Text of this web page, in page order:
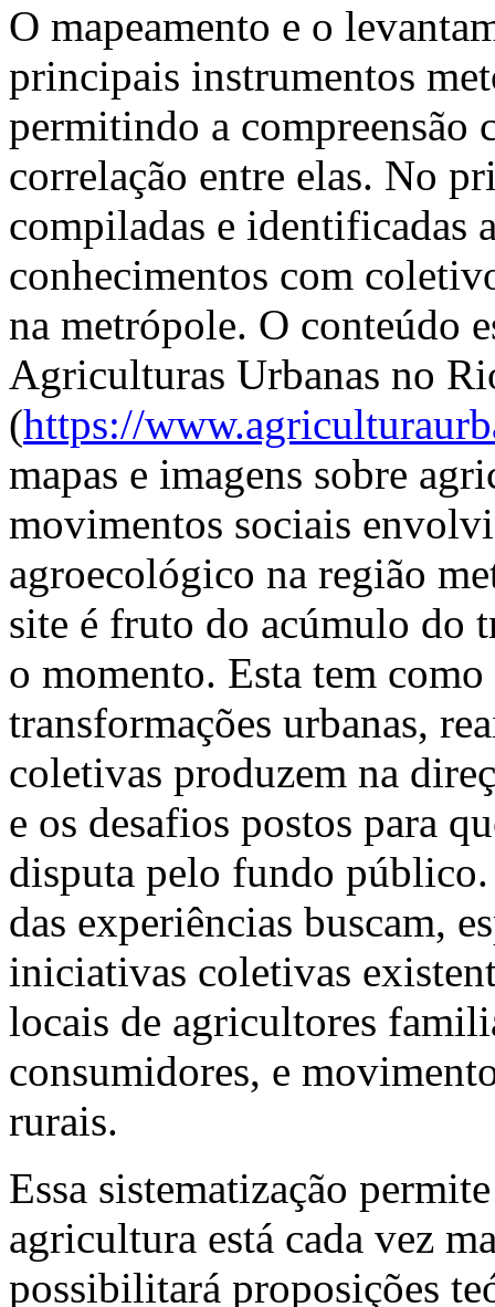
O mapeamento e o
principais instrumentos
permitindo a compreensão
correlação entre elas. No
compiladas e identificadas
conhecimentos com
na metrópole. O conteúdo
Agriculturas Urbanas no
(https://
mapas e imagens sobre
movimentos sociais
agroecológico na região
site é fruto do acúmulo do
o momento. Esta tem
transformações urbanas,
coletivas produzem na
e os desafios postos para
disputa pelo fundo
das experiências buscam,
iniciativas coletivas
locais de agricultores
consumidores, e
rurais.
Essa sistematização
agricultura está cada vez
possibilitará proposições